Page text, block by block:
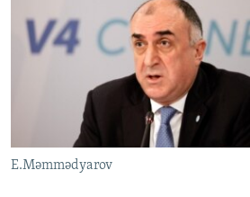
VIDEO
FOTOQALEREYA
İNFOQRAFIKA
KARIKATURA
RADIO ARXIV
OXU ZALI
AZƏRBAYCAN ƏDƏBIYYATI KITABXANASI
İSLAM VƏ DEMOKRATIYA
HAQQIMIZDA
MISSIYAMIZ
PEŞƏ ETIKASI VƏ JURNALISTIKA
E.Məmmədyarov